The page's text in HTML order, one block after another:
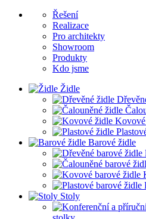
Řešení
Realizace
Pro architekty
Showroom
Produkty
Kdo jsme
Židle
Barové židle
Stoly